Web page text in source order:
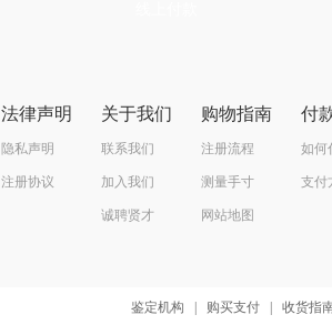
法律声明
隐私声明
注册协议
关于我们
联系我们
加入我们
诚聘贤才
购物指南
注册流程
测量手寸
网站地图
付
如何
支付
鉴定机构 购买支付 收货指